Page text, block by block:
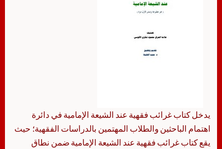
يدخل كتاب غرائب فقهية عند الشيعة الإمامية في دائرة
اهتمام الباحثين والطلاب المهتمين بالدراسات الفقهية؛ حيث
يقع كتاب غرائب فقهية عند الشيعة الإمامية ضمن نطاق